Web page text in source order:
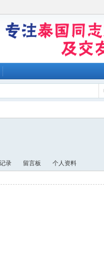
记录 留言板 个人资料